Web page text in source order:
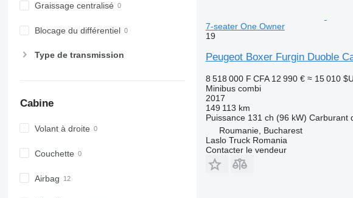
Graissage centralisé
Blocage du différentiel
Type de transmission
Cabine
Volant à droite
Couchette
Airbag
7-seater One Owner
19
Peugeot Boxer Furgin Duoble
8 518 000 F CFA 12 990 € ≈ 15 010
Minibus combi
2017
149 113 km
Puissance 131 ch (96 kW) Carburant
Roumanie, Bucharest
Laslo Truck Romania
Contacter le vendeur